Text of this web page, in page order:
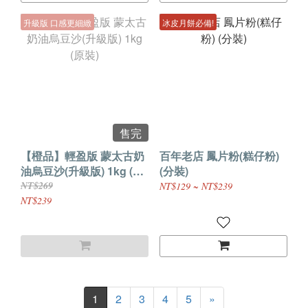
升級版 口感更細緻
售完
【橙品】輕盈版 蒙太古奶
油烏豆沙(升級版) 1kg (原
裝)
NT$269
NT$239
冰皮月餅必備!
百年老店 鳳片粉(糕仔粉)
(分裝)
NT$129 ~ NT$239
1 2 3 4 5 »